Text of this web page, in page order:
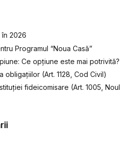
2026
Programul “Noua Casă”
Ce opțiune este mai potrivită?
obligațiilor (Art. 1128, Cod Civil)
fideicomisare (Art. 1005, Noul